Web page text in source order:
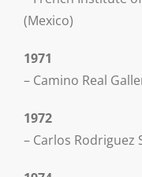
(Mexico)
1971
– Camino Real
1972
– Carlos Rodriguez